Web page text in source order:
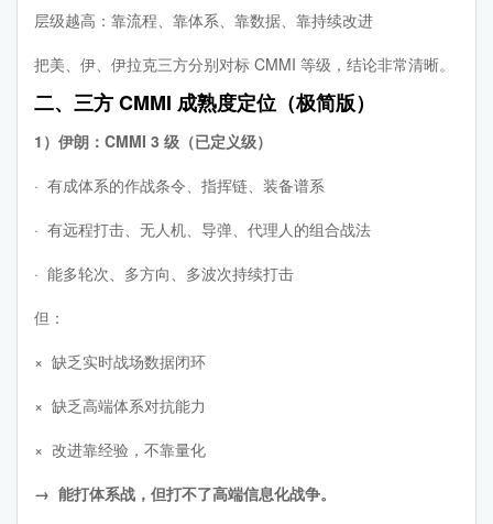
层级越高：靠流程、靠体系、靠数据、靠持续改进
把美、伊、伊拉克三方分别对标 CMMI 等级，结论非常清晰。
二、三方 CMMI 成熟度定位（极简版）
1）伊朗：CMMI 3 级（已定义级）
· 有成体系的作战条令、指挥链、装备谱系
· 有远程打击、无人机、导弹、代理人的组合战法
· 能多轮次、多方向、多波次持续打击
但：
× 缺乏实时战场数据闭环
× 缺乏高端体系对抗能力
× 改进靠经验，不靠量化
→ 能打体系战，但打不了高端信息化战争。